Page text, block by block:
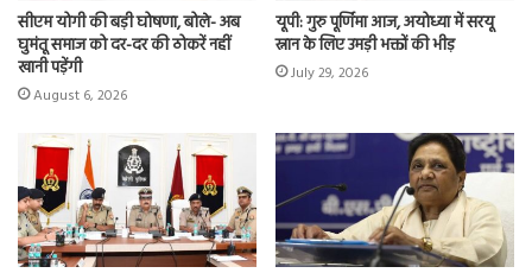
सीएम योगी की बड़ी घोषणा, बोले- अब
घुमंतू समाज को दर-दर की ठोकरें नहीं
खानी पड़ेंगी
August 6, 2026
यूपी: गुरु पूर्णिमा आज, अयोध्या में सरयू
स्नान के लिए उमड़ी भक्तों की भीड़
July 29, 2026